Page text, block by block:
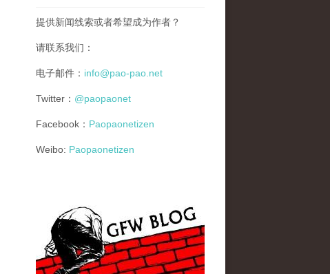
提供新闻线索或者希望成为作者？
请联系我们：
电子邮件： info@pao-pao.net
Twitter： @paopaonet
Facebook： Paopaonetizen
Weibo: Paopaonetizen
gfw_blog_small.jpg